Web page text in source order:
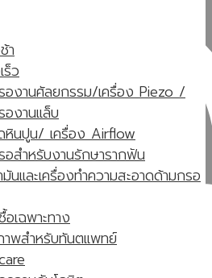
า
ร็ว
องานศัลยกรรม/เครื่อง Piezo /
องานแล็บ
หินปูน/ เครื่อง Airflow
อสำหรับงานรักษารากฟัน
มันและเครื่องทำความสะอาดด้ามกรอ
อเฉพาะทาง
าพสำหรับทันตแพทย์